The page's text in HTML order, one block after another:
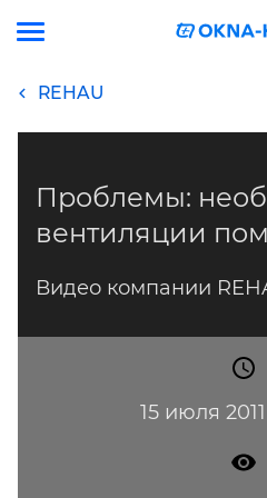
REHAU
Проблемы:
вентиляции
Видео компании
15 июля